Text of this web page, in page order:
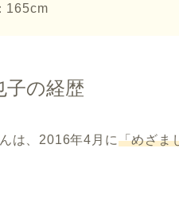
165cm
子の経歴
は、2016年4月に「めざま